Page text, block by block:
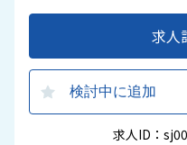
求人
検討中に追加
求人ID：